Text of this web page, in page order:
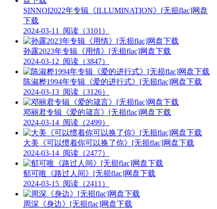
SINNOI2022年专辑《ILLUMINATION》[无损flac]网盘
下载
2024-03-11
阅读（3101）
孙露2023年专辑《用情》[无损flac]网盘下载
2024-03-12 阅读（3847）
陈淑桦1994年专辑《爱的进行式》[无损flac]网盘下载
2024-03-13 阅读（3126）
邓丽君专辑《爱的箴言》[无损flac]网盘下载
2024-03-14 阅读（2499）
大美《可以惯着你可以换了你》[无损flac]网盘下载
2024-03-14 阅读（2477）
郁可唯《路过人间》[无损flac]网盘下载
2024-03-15 阅读（2411）
周深《身边》[无损flac]网盘下载